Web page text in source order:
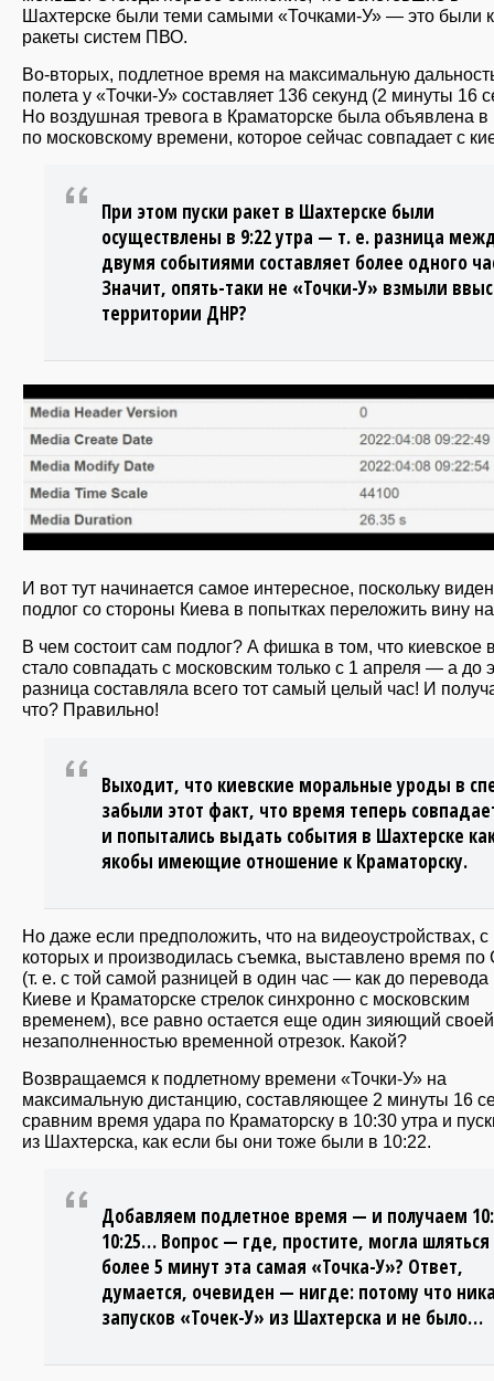
Шахтерске были теми самыми «Точками-У» — это были
ракеты систем ПВО.
Во-вторых, подлетное время на максимальную
полета у «Точки-У» составляет 136 секунд (2 минуты 16
Но воздушная тревога в Краматорске была объявлена в
по московскому времени, которое сейчас совпадает с
При этом пуски ракет в Шахтерске были
осуществлены в 9:22 утра — т. е. разница
двумя событиями составляет более одного
Значит, опять-таки не «Точки-У» взмыли
территории ДНР?
slayd3_125.jpg
И вот тут начинается самое интересное, поскольку виден
подлог со стороны Киева в попытках переложить вину
В чем состоит сам подлог? А фишка в том, что киевское
стало совпадать с московским только с 1 апреля — а до
разница составляла всего тот самый целый час! И
что? Правильно!
Выходит, что киевские моральные уроды в
забыли этот факт, что время теперь
и попытались выдать события в Шахтерске
якобы имеющие отношение к Краматорску.
Но даже если предположить, что на видеоустройствах, с
которых и производилась съемка, выставлено время по
(т. е. с той самой разницей в один час — как до перевода
Киеве и Краматорске стрелок синхронно с московским
временем), все равно остается еще один зияющий своей
незаполненностью временной отрезок. Какой?
Возвращаемся к подлетному времени «Точки-У» на
максимальную дистанцию, составляющее 2 минуты 16
сравним время удара по Краматорску в 10:30 утра и
из Шахтерска, как если бы они тоже были в 10:22.
Добавляем подлетное время — и получаем
10:25… Вопрос — где, простите, могла
более 5 минут эта самая «Точка-У»? Ответ,
думается, очевиден — нигде: потому что
запусков «Точек-У» из Шахтерска и не было…